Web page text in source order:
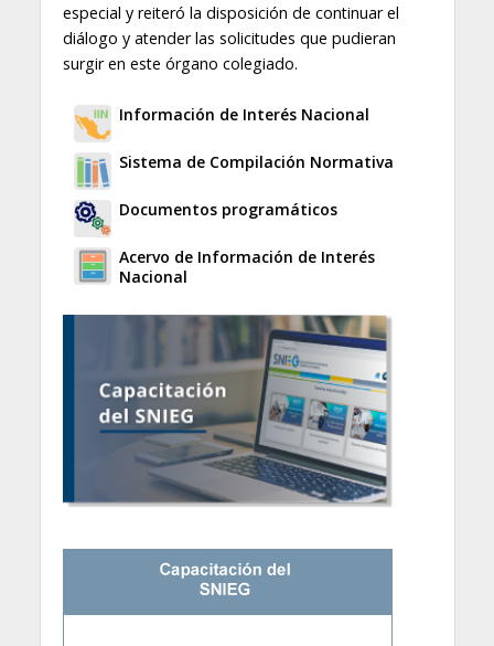
especial y reiteró la disposición de continuar el
diálogo y atender las solicitudes que pudieran
surgir en este órgano colegiado.
Información de Interés Nacional
Sistema de Compilación Normativa
Documentos programáticos
Acervo de Información de Interés
Nacional